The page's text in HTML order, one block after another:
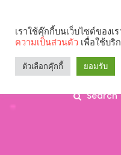
Search
เราใช้คุ๊กกี้บนเว็บไซต์ของ
ความเป็นส่วนตัว เพื่อใช้บริ
ตัวเลือกคุ๊กกี้ ยอมรับ